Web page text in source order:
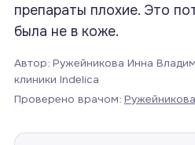
препараты плохие. Это
была не в коже.
Автор: Ружейникова Инна
клиники Indelica
Проверено врачом: